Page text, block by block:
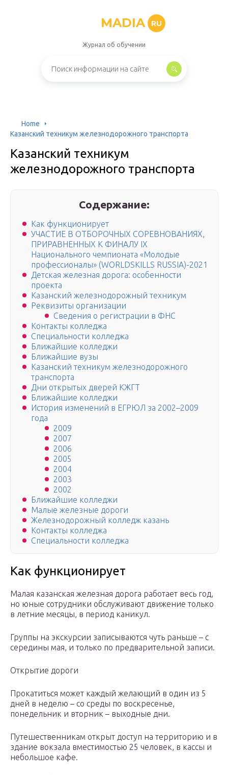
MADIA RU
Журнал об обучении
Home
Казанский техникум железнодорожного транспорта
Казанский техникум
железнодорожного транспорта
Содержание:
Как функционирует
УЧАСТИЕ В ОТБОРОЧНЫХ СОРЕВНОВАНИЯХ,
ПРИРАВНЕННЫХ К ФИНАЛУ IX
Национального чемпионата «Молодые
профессионалы» (WORLDSKILLS RUSSIA)-2021
Детская железная дорога: особенности
проекта
Казанский железнодорожный техникум
Реквизиты организации
Сведения о регистрации в ФНС
Контакты колледжа
Специальности колледжа
Ближайшие колледжи
Ближайшие вузы
Казанский техникум железнодорожного
транспорта
Дни открытых дверей КЖГТ
Ближайшие колледжи
История изменений в ЕГРЮЛ за 2002–2009
года
2009
2007
2006
2005
2004
2003
2002
Ближайшие колледжи
Малые железные дороги
Железнодорожный колледж казань
Контакты колледжа
Специальности колледжа
Как функционирует
Малая казанская железная дорога работает весь год,
но юные сотрудники обслуживают движение только
в летние месяцы, в период каникул.
Группы на экскурсии записываются чуть раньше – с
середины мая, и только по предварительной записи.
Открытие дороги
Прокатиться может каждый желающий в один из 5
дней в неделю – со среды по воскресенье,
понедельник и вторник – выходные дни.
Путешественникам открыт доступ на территорию и в
здание вокзала вместимостью 25 человек, в кассы и
небольшое кафе.